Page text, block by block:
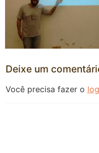
Deixe um
Você precisa fazer o